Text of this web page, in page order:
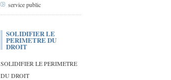
service public
SOLIDIFIER LE
PERIMETRE DU
DROIT
SOLIDIFIER LE PERIMETRE
DU DROIT